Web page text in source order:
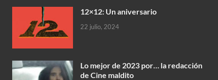
12×12: Un aniversario
22 julio, 2024
Lo mejor de 2023 por… la redacción
de Cine maldito